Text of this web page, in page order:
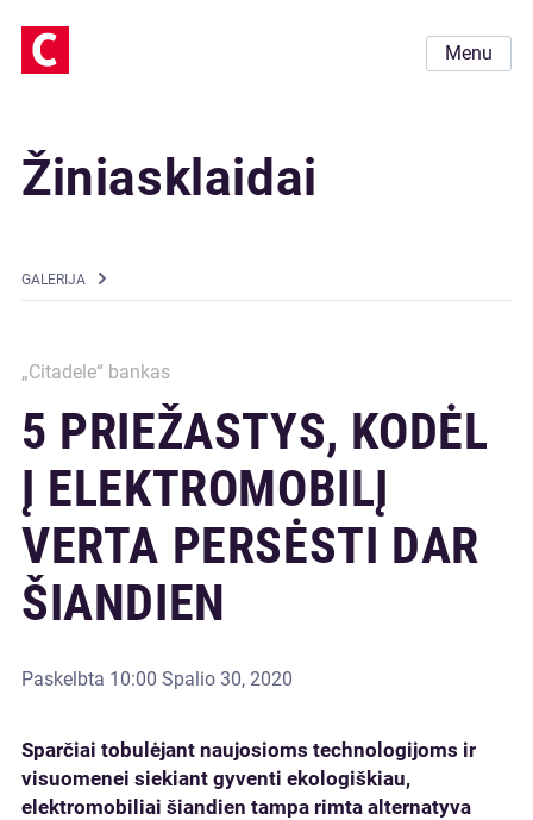
Menu
Žiniasklaidai
GALERIJA
„Citadele“ bankas
5 PRIEŽASTYS, KODĖL
Į ELEKTROMOBILĮ
VERTA PERSĖSTI DAR
ŠIANDIEN
Paskelbta 10:00 Spalio 30, 2020
Sparčiai tobulėjant naujosioms technologijoms ir
visuomenei siekiant gyventi ekologiškiau,
elektromobiliai šiandien tampa rimta alternatyva